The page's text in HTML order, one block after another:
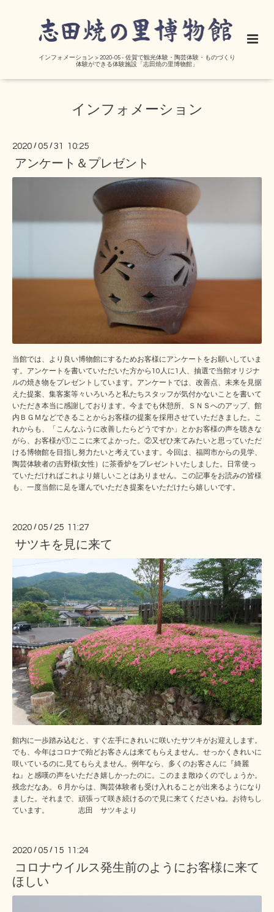
インフォメーション > 2020-05 - 佐賀で観光体験・陶芸体験・ものづくり
体験ができる体験施設「志田焼の里博物館」
インフォメーション
2020 /05 /31 10:25
アンケート＆プレゼント
当館では、より良い博物館にするためお客様にアンケートをお願いしていま
す。アンケートを書いていただいた方から10人に1人、抽選で当館オリジナ
ルの焼き物をプレゼントしています。アンケートでは、改善点、未来を見据
えた提案、集客案等々いろいろと私たちスタッフが気付かないことを書いて
いただき本当に感謝しております。今までも休憩所、ＳＮＳへのアップ、館
内ＢＧＭなどできることからお客様の提案を採用させていただきました。こ
れからも、「こんなふうに改善したらどうですか」とかお客様の声を聴きな
がら、お客様が①ここに来てよかった。②又ぜひ来てみたいと思っていただ
ける博物館を目指し努力たいと考えています。今回は、福岡市からの見学、
陶芸体験者の吉野様(女性）に茶香炉をプレゼントいたしました。日常使っ
ていただければこれより嬉しいことはありません。この記事をお読みの皆様
も、一度当館に足を運んでいただき提案をいただけたら嬉しいです。
2020 /05 / 25 11:27
サツキを見に来て
館内に一歩踏み込むと、すぐ左手にきれいに咲いたサツキがお迎えします。
でも、今年はコロナで殆どお客さんは来てもらえません。せっかくきれいに
咲いているのに,見てもらえません。例年なら、多くのお客さんに『綺麗
ね』と感嘆の声をいただき嬉しかったのに。このまま散ゆくのでしょうか。
残念だなあ。６月からは、陶芸体験者も受け入れることが出来るようになり
ました。それまで、頑張って咲き続けるので見に来てくださいね。お待ちし
ています。 志田 サツキより
2020 /05 / 15 11:24
コロナウイルス発生前のようにお客様に来て
ほしい